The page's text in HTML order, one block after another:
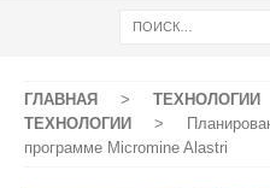
ГЛАВНАЯ > ТЕХНОЛОГИИ
ТЕХНОЛОГИИ
>
программе Micromine Alastri